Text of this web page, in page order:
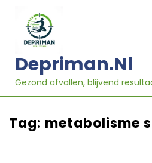
inhoud
Depriman.nl
Gezond afvallen, blijvend
Tag: metabolisme